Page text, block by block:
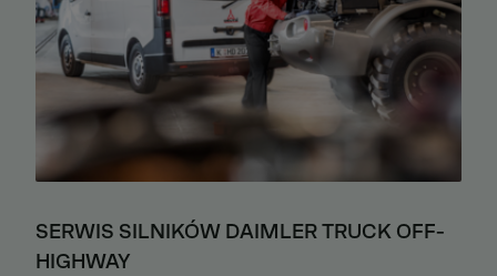
SERWIS SILNIKÓW DAIMLER TRUCK OFF-
HIGHWAY